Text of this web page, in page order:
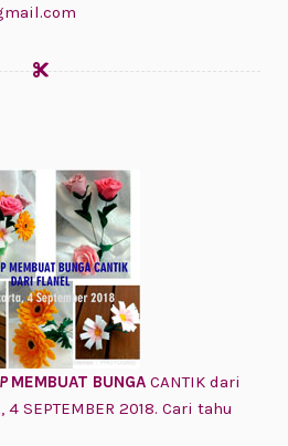
MEMBUAT BUNGACANTIK dari
4 SEPTEMBER 2018. Cari tahu